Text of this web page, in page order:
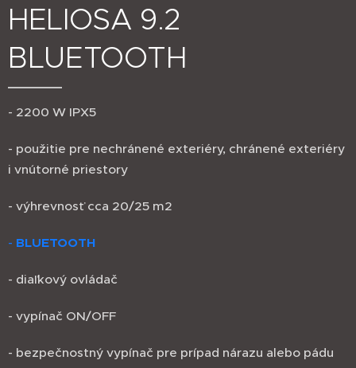
HELIOSA 9.2
BLUETOOTH
- 2200 W IPX5
- použitie pre nechránené exteriéry, chránené exteriéry
i vnútorné priestory
- výhrevnosť cca 20/25 m2
- BLUETOOTH
- diaľkový ovládač
- vypínač ON/OFF
- bezpečnostný vypínač pre prípad nárazu alebo pádu